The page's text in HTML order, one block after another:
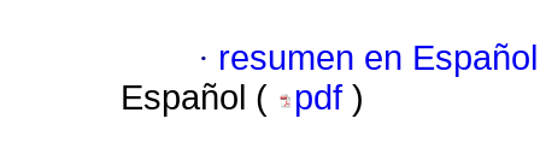
· resumen en Español
Español (
pdf )